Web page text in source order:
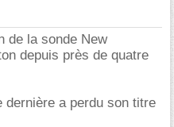
de la sonde New
depuis près de quatre
a perdu son titre